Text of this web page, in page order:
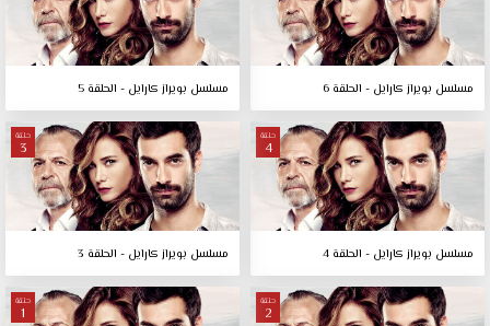
مسلسل بويراز كارايل - الحلقة 6 مسلسل بويراز كارايل - الحلقة 5
حلقة
4
مسلسل بويراز كارايل - الحلقة 4
حلقة
3
مسلسل بويراز كارايل - الحلقة 3
حلقة
2
حلقة
1